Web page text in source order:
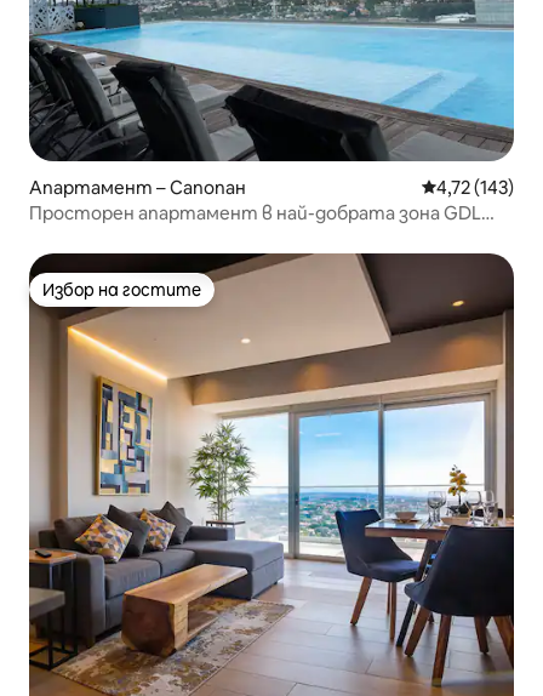
Апартамент – Сапопан Средна
4,72 (143)
Просторен апартамент в най-добрата зона GDL
Избор на гостите
Избор на гостите